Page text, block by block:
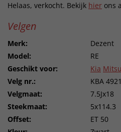
Helaas, verkocht. Bekijk hier ons
Velgen
Merk:
Dezent
Model:
RE
Geschikt voor:
Kia
Velg nr.:
KBA
Velgmaat:
7.5Jx18
Steekmaat:
5x114.3
Offset:
ET 50